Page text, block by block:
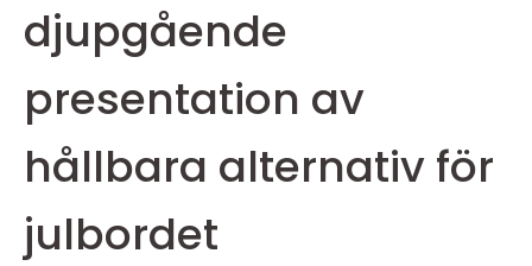
djupgående
presentation av
hållbara alternativ för
julbordet